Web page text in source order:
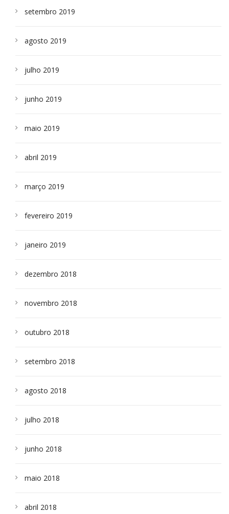
setembro 2019
agosto 2019
julho 2019
junho 2019
maio 2019
abril 2019
março 2019
fevereiro 2019
janeiro 2019
dezembro 2018
novembro 2018
outubro 2018
setembro 2018
agosto 2018
julho 2018
junho 2018
maio 2018
abril 2018